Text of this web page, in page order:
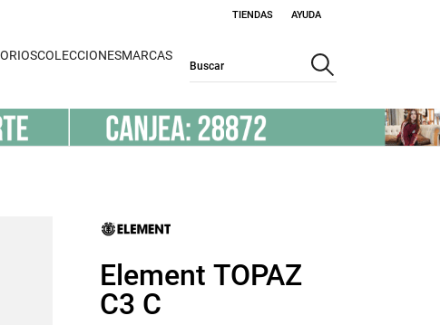
TIENDAS AYUDA
COLECCIONESMARCAS
Element TOPAZ
C3 C